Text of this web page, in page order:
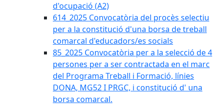
d'ocupació (A2)
614_2025 Convocatòria del procès selectiu
per a la constitució d'una borsa de treball
comarcal d'educadors/es socials
85_2025 Convocatòria per a la selecció de 4
persones per a ser contractada en el marc
del Programa Treball i Formació, línies
DONA, MG52 I PRGC, i constitució d' una
borsa comarcal.